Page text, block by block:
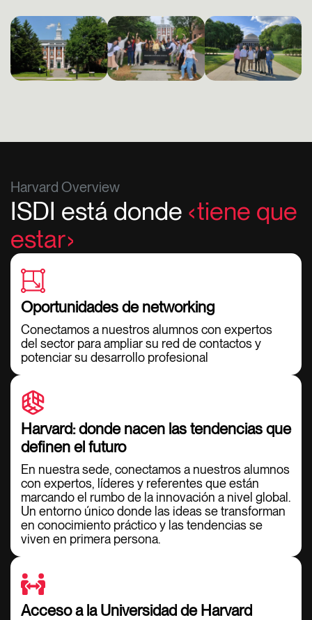
Harvard Overview
ISDI está donde tiene que
estar
Oportunidades de networking
Conectamos a nuestros alumnos con expertos
del sector para ampliar su red de contactos y
potenciar su desarrollo profesional
Harvard: donde nacen las tendencias que
definen el futuro
En nuestra sede, conectamos a nuestros alumnos
con expertos, líderes y referentes que están
marcando el rumbo de la innovación a nivel global.
Un entorno único donde las ideas se transforman
en conocimiento práctico y las tendencias se
viven en primera persona.
Acceso a la Universidad de Harvard